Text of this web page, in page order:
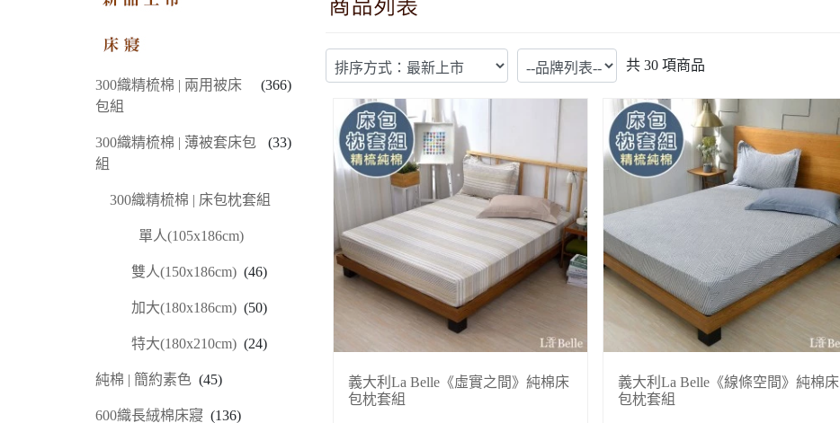
300織精梳棉 | 兩用被床
包組
(366)
300織精梳棉 | 薄被套床包
組
(33)
300織精梳棉 | 床包枕套組
單人(105x186cm)
雙人(150x186cm) (46)
加大(180x186cm) (50)
特大(180x210cm) (24)
純棉 | 簡約素色 (45)
600織長絨棉床寢 (136)
共 30項商品
義大利La Belle《虛實之間》純棉床
包枕套組
義大利La Belle《線條空間》純棉床
包枕套組